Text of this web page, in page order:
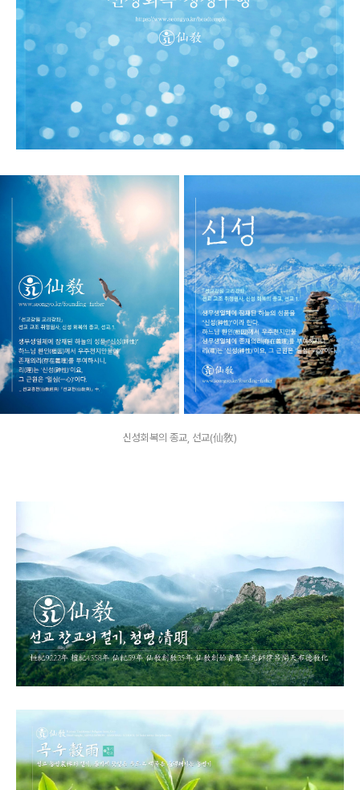
신성회복의 종교, 선교(仙敎)